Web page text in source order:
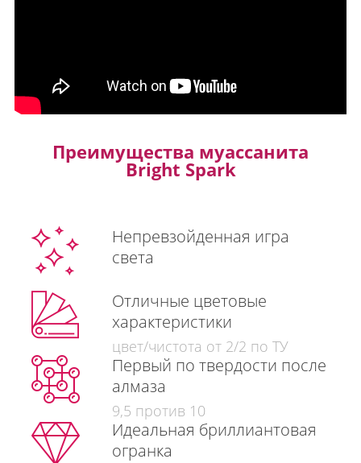
Преимущества муассанита
Bright Spark
Непревзойденная игра
света
Отличные цветовые
характеристики
цвет/чистота от 2/2 по ТУ
Первый по твердости после
алмаза
9,5 против 10
Идеальная бриллиантовая
огранка